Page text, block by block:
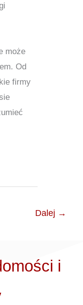
może
Od
firmy
Dalej →
i